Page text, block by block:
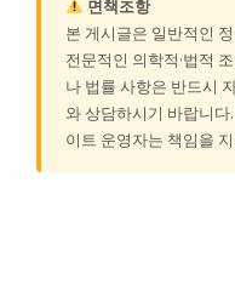
면책조항
본 게시글은 일반적인
전문적인 의학적·법적
나 법률 사항은 반드시
와 상담하시기 바랍니
이트 운영자는 책임을